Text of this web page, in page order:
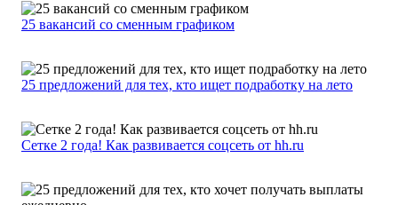
25 вакансий со сменным графиком
25 предложений для тех, кто ищет подработку на лето
Сетке 2 года! Как развивается соцсеть от hh.ru